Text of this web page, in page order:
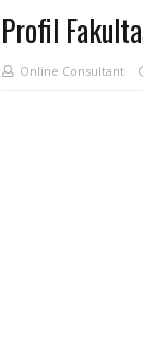
Profil
Online Consultant